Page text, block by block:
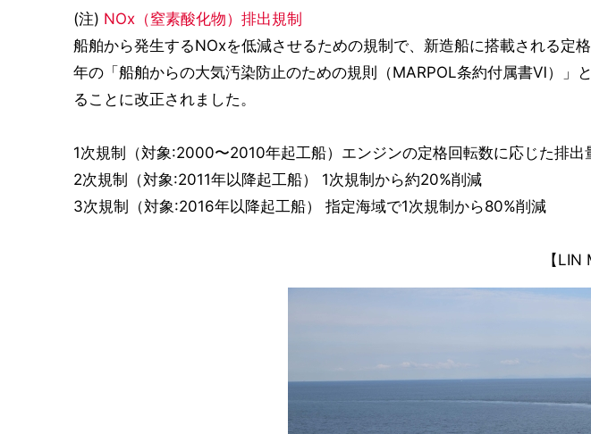
(注) NOx（窒素酸化物）排出規制
船舶から発生するNOxを低減させるための規制で、新造船に搭載される
年の「船舶からの大気汚染防止のための規則（MARPOL条約付属書Ⅵ）
ることに改正されました。
1次規制（対象:2000〜2010年起工船）エンジンの定格回転数に応じた排出
2次規制（対象:2011年以降起工船） 1次規制から約20%削減
3次規制（対象:2016年以降起工船） 指定海域で1次規制から80%削減
【LIN